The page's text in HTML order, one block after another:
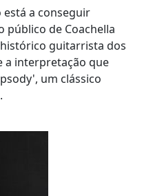
está a conseguir
público de Coachella
guitarrista dos
a interpretação que
um clássico